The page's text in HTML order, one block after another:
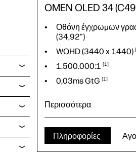
OMEN OLED 34
Οθόνη έγχρωμων
(34,92")
WQHD (3440 x1440)
1.500.000:1 1
0,03msGtG 1
Περισσότερα
Πληροφορίες